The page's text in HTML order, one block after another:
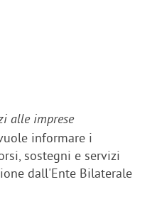
alle imprese
informare i
sostegni e servizi
dall'Ente Bilaterale